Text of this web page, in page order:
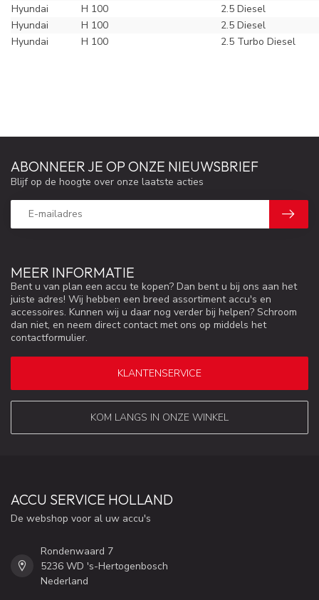
Hyundai
H 100
2.5 Diesel
Hyundai
H 100
2.5 Diesel
Hyundai
H 100 2.5 Turbo Diesel
MEER INFORMATIE
Bent u van plan een accu te kopen? Dan bent u bij ons aan het
juiste adres! Wij hebben een breed assortiment accu's en
accessoires. Kunnen wij u daar nog verder bij helpen? Schroom
dan niet, en neem direct contact met ons op middels het
contactformulier.
KLANTENSERVICE
KOM LANGS IN ONZE WINKEL
ABONNEER JE OP ONZE NIEUWSBRIEF
Blijf op de hoogte over onze laatste acties
ACCU SERVICE HOLLAND
De webshop voor al uw accu's
Rondenwaard 7
5236 WD 's-Hertogenbosch
Nederland